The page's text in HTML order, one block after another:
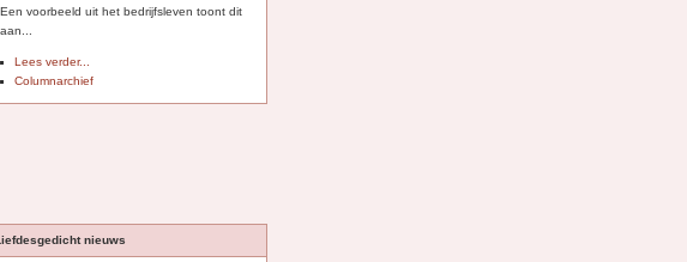
Een voorbeeld uit het bedrijfsleven toont dit
aan...
Lees verder...
Columnarchief
nieuws